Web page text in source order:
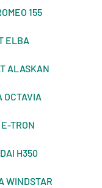
155
ELBA
ALASKAN
TRON
H350
WINDSTAR